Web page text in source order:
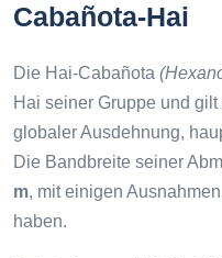
Cabañota-Hai
Die Hai-Cabañota
Hai seiner Gruppe und
globaler Ausdehnung,
Die Bandbreite seiner
m, mit einigen
haben.